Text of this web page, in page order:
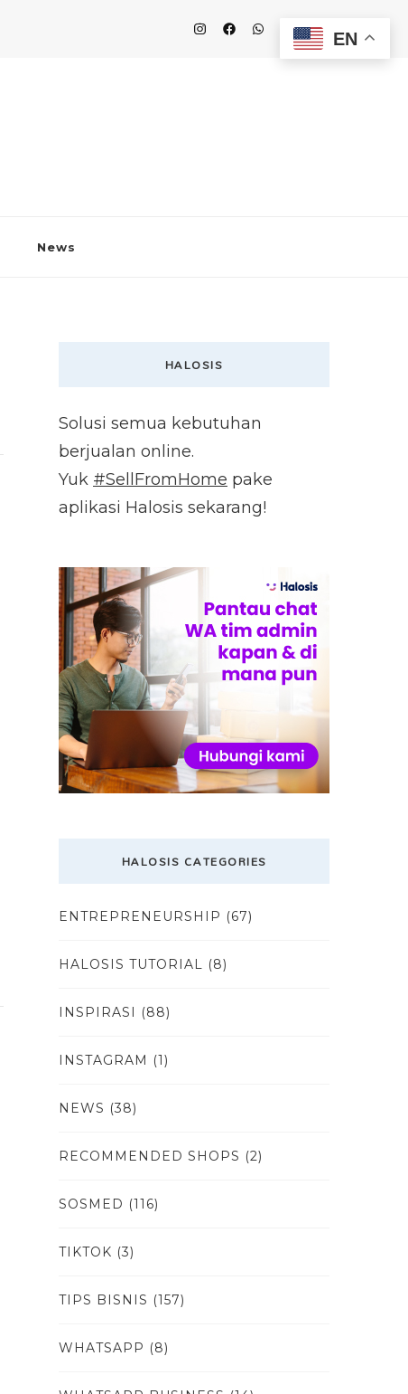
News
HALOSIS
Solusi semua kebutuhan
berjualan online.
Yuk #SellFromHome pake
aplikasi Halosis sekarang!
HALOSIS CATEGORIES
ENTREPRENEURSHIP (67)
HALOSIS TUTORIAL (8)
INSPIRASI (88)
INSTAGRAM (1)
NEWS (38)
RECOMMENDED SHOPS (2)
SOSMED (116)
TIKTOK (3)
TIPS BISNIS (157)
WHATSAPP (8)
EN